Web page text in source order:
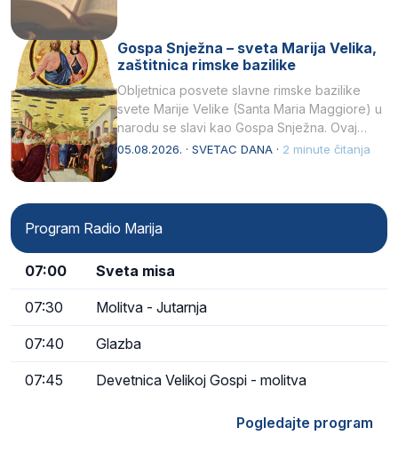
Gospa Snježna – sveta Marija Velika,
zaštitnica rimske bazilike
Obljetnica posvete slavne rimske bazilike
svete Marije Velike (Santa Maria Maggiore) u
narodu se slavi kao Gospa Snježna. Ovaj
naziv, Sancta Maria…
05.08.2026. · SVETAC DANA · 2 minute čitanja
Program Radio Marija
07:00 Sveta misa
07:30 Molitva - Jutarnja
07:40 Glazba
07:45 Devetnica Velikoj Gospi - molitva
Pogledajte program